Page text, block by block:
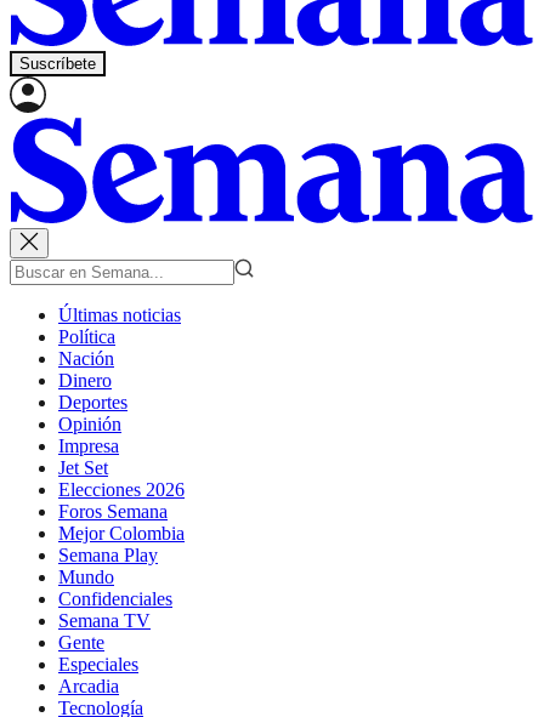
Suscríbete
Últimas noticias
Política
Nación
Dinero
Deportes
Opinión
Impresa
Jet Set
Elecciones 2026
Foros Semana
Mejor Colombia
Semana Play
Mundo
Confidenciales
Semana TV
Gente
Especiales
Arcadia
Tecnología